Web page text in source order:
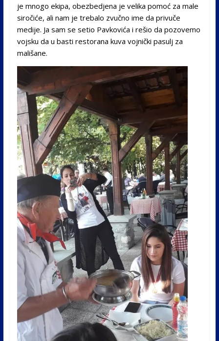
je mnogo ekipa, obezbedjena je velika pomoć za male
siročiće, ali nam je trebalo zvučno ime da privuče
medije. Ja sam se setio Pavkovića i rešio da pozovemo
vojsku da u basti restorana kuva vojnički pasulj za
mališane.